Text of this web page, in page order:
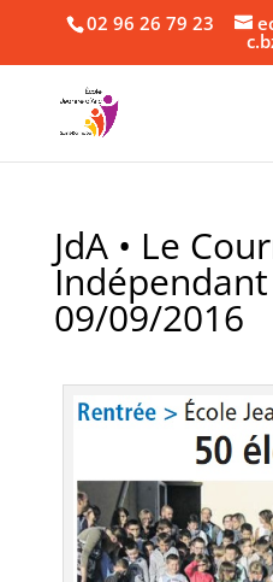
02 96 26 79 23
JdA • Le
Indépendant
09/09/2016